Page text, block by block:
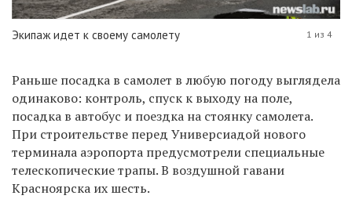
Экипаж идет к своему самолету 1 из 4
Раньше посадка в самолет в любую погоду выглядела
одинаково: контроль, спуск к выходу на поле,
посадка в автобус и поездка на стоянку самолета.
При строительстве перед Универсиадой нового
терминала аэропорта предусмотрели специальные
телескопические трапы. В воздушной гавани
Красноярска их шесть.